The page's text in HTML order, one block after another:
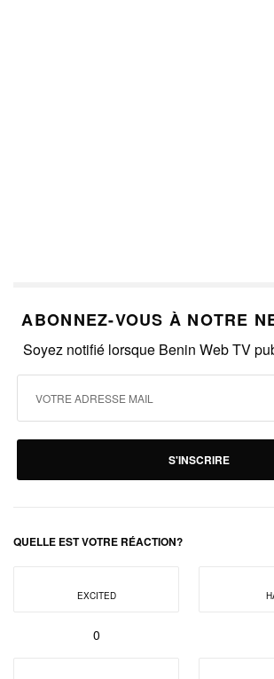
ABONNEZ-VOUS À NOTRE
Soyez notifié lorsque Benin Web TV
S'INSCRIRE
QUELLE EST VOTRE RÉACTION?
EXCITED
0